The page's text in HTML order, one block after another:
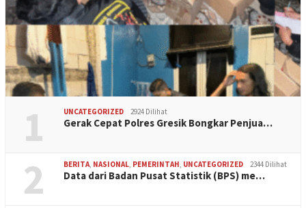
1 UNCATEGORIZED 2924 Dilihat
Gerak Cepat Polres Gresik Bongkar Penjua…
2 BERITA, NASIONAL, PEMERINTAH, UNCATEGORIZED 2344 Dilihat
Data dari Badan Pusat Statistik (BPS) me…